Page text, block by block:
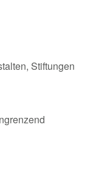
Stiftungen